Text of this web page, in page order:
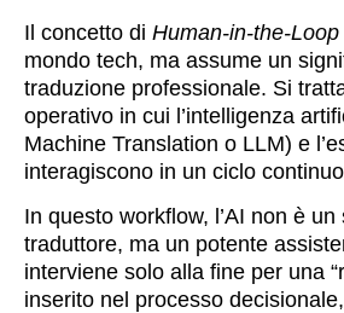
Il concetto di Human-in-the-Loop
mondo tech, ma assume un
traduzione professionale. Si
operativo in cui l’intelligenza
Machine Translation o LLM) e
interagiscono in un ciclo
In questo workflow, l’AI non è un
traduttore, ma un potente
interviene solo alla fine per una
inserito nel processo